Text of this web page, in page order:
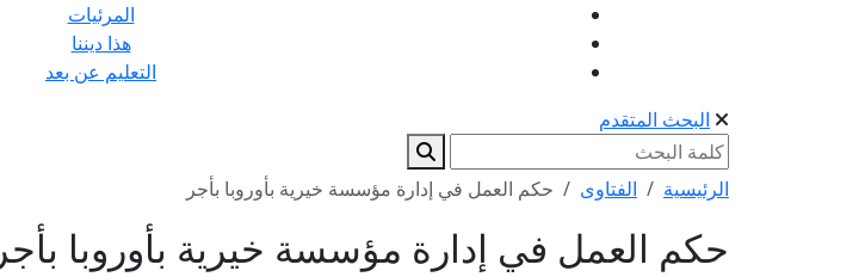
المرئيات
هذا ديننا
التعليم عن بعد
البحث المتقدم
الرئيسية الفتاوى حكم العمل في إدارة مؤسسة خيرية بأوروبا بأجر
حكم العمل في إدارة مؤسسة خيرية بأوروبا بأجر